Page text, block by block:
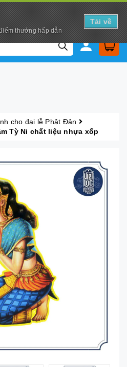
thưởng hấp dẫn
Tải về
cho đại lễ Phật Đản
Tỳ Ni chất liệu nhựa xốp